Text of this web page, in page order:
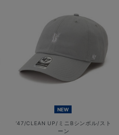
NEW
’47/CLEAN UP/ミニBシンボル/スト
ーン